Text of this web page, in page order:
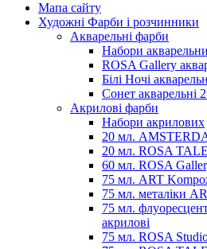
Мапа сайту
Художні Фарби і розчинники
Акварельні фарби
Набори
ROSA Gallery
Білі Ночі
Сонет акварельні
Акрилові фарби
Набори акрилових
20 мл.
20 мл. ROSA
60 мл. ROSA
75 мл. ART
75 мл. металіки
75 мл.
акрилові
75 мл. ROSA